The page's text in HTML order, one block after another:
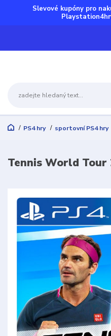
Slevové kupóny pro
PS4 hry sportovní PS4 hry
Tennis World Tour